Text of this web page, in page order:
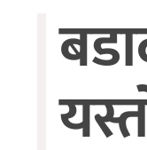
स्वास्थ्य
मनोरन्जन